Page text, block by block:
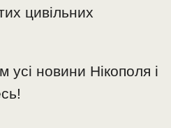
цивільних
усі новини Нікополя і